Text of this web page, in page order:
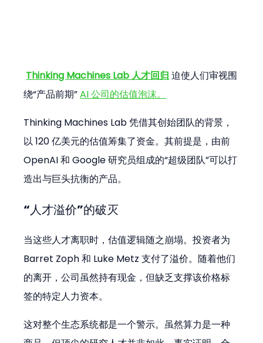
Thinking Machines Lab 人才回归 迫使人们审视围
绕“产品前期” AI 公司的估值泡沫。
Thinking Machines Lab 凭借其创始团队的背景，
以 120 亿美元的估值筹集了资金。其前提是，由前
OpenAI 和 Google 研究员组成的“超级团队”可以打
造出与巨头抗衡的产品。
“人才溢价”的破灭
当这些人才离职时，估值逻辑随之崩塌。投资者为
Barret Zoph 和 Luke Metz 支付了溢价。随着他们
的离开，公司虽然持有现金，但缺乏支撑该价格标
签的特定人力资本。
这对整个生态系统都是一个警示。虽然算力是一种